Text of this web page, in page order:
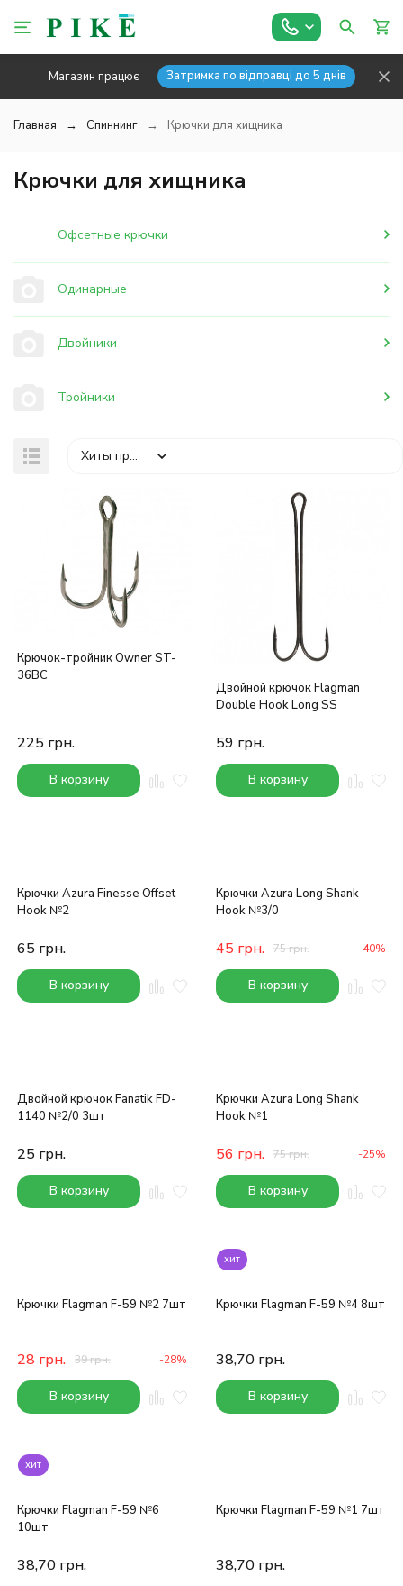
Магазин працює Затримка по відправці до 5 днів
Главная Спиннинг Крючки для хищника
Крючки для хищника
Офсетные крючки
Одинарные
Двойники
Тройники
Хиты продаж
покупателей
Крючок-тройник Owner ST-
36BC
225 грн.
В корзину
Двойной крючок Flagman
Double Hook Long SS
59 грн.
В корзину
Крючки Azura Finesse Offset
Hook №2
65 грн.
В корзину
Крючки Azura Long Shank
Hook №3/0
45 грн. 75грн. -40%
В корзину
Двойной крючок Fanatik FD-
1140 №2/0 3шт
25 грн.
В корзину
Крючки Azura Long Shank
Hook №1
56 грн. 75грн. -25%
В корзину
Крючки Flagman F-59 №2 7шт
28 грн. 39грн. -28%
В корзину
хит
Крючки Flagman F-59 №4 8шт
38,70 грн.
В корзину
хит
Крючки Flagman F-59 №6
10шт
38,70 грн.
Крючки Flagman F-59 №1 7шт
38,70 грн.